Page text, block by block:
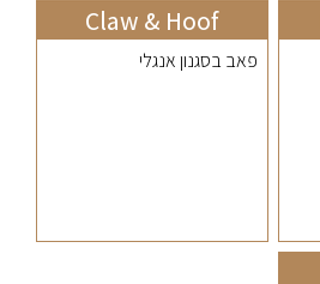
Claw & Hoof
פאב בסגנון אנגלי